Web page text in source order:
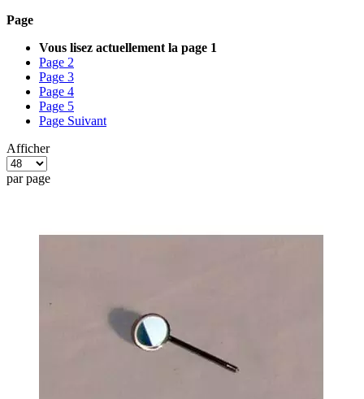
Page
Vous lisez actuellement la page 1
Page 2
Page 3
Page 4
Page 5
Page Suivant
Afficher
par page